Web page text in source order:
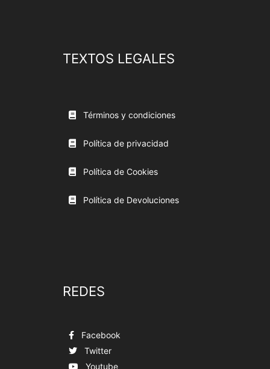
TEXTOS LEGALES
Términos y condiciones
Política de privacidad
Política de Cookies
Política de Devoluciones
REDES
Facebook
Twitter
Youtube